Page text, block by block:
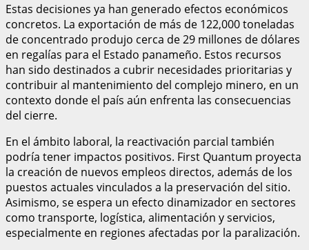
Estas decisiones ya han generado efectos económicos
concretos. La exportación de más de 122,000 toneladas
de concentrado produjo cerca de 29 millones de dólares
en regalías para el Estado panameño. Estos recursos
han sido destinados a cubrir necesidades prioritarias y
contribuir al mantenimiento del complejo minero, en un
contexto donde el país aún enfrenta las consecuencias
del cierre.
En el ámbito laboral, la reactivación parcial también
podría tener impactos positivos. First Quantum proyecta
la creación de nuevos empleos directos, además de los
puestos actuales vinculados a la preservación del sitio.
Asimismo, se espera un efecto dinamizador en sectores
como transporte, logística, alimentación y servicios,
especialmente en regiones afectadas por la paralización.